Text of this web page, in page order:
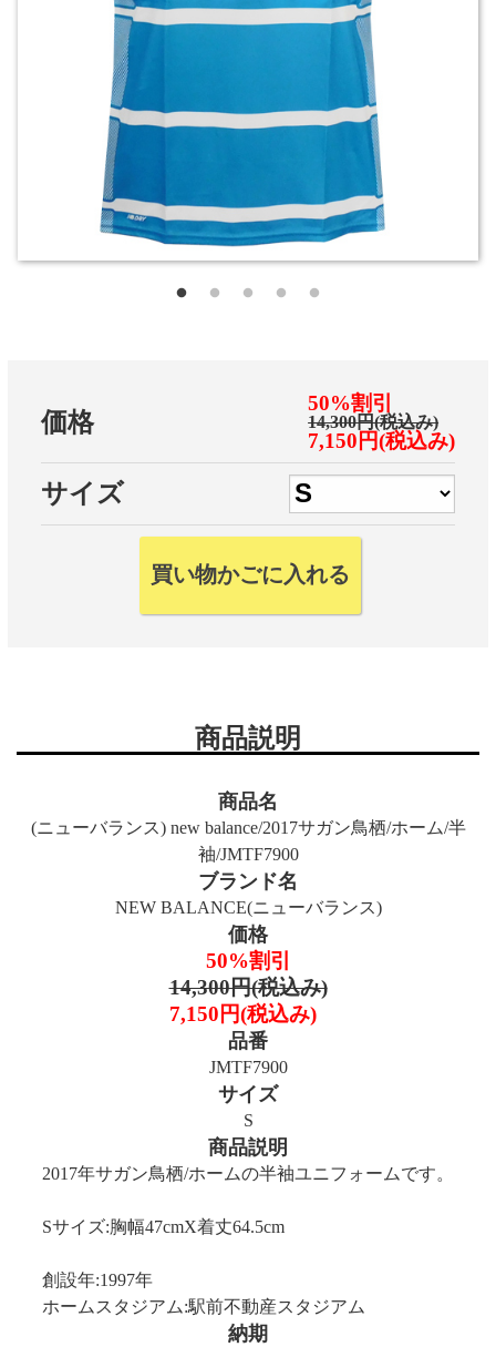
価格
50%割引
14,300円(税込み)
7,150円(税込み)
サイズ
商品説明
商品名
(ニューバランス) new balance/2017サガン鳥栖/ホーム/半
袖/JMTF7900
ブランド名
NEW BALANCE(ニューバランス)
価格
50%割引
14,300円(税込み)
7,150円(税込み)
品番
JMTF7900
サイズ
S
商品説明
2017年サガン鳥栖/ホームの半袖ユニフォームです。
Sサイズ:胸幅47cmX着丈64.5cm
創設年:1997年
ホームスタジアム:駅前不動産スタジアム
納期